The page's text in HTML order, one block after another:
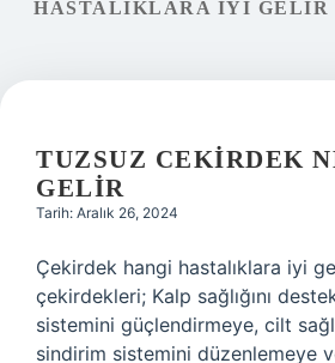
HASTALIKLARA IYI GELIR
TUZSUZ CEKIRDEK
GELIR
Tarih: Aralık 26, 2024
Çekirdek hangi hastalıklara iyi
çekirdekleri; Kalp sağlığını
sistemini güçlendirmeye, cilt
sindirim sistemini düzenlemeye